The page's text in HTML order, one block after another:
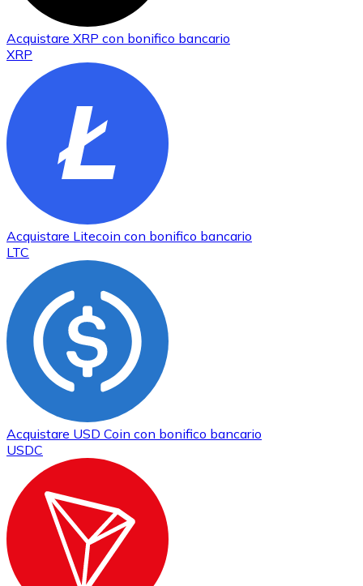
Acquistare XRP con bonifico bancario
XRP
Acquistare Litecoin con bonifico bancario
LTC
Acquistare USD Coin con bonifico bancario
USDC